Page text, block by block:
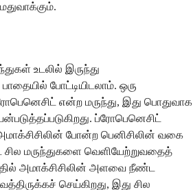
உடலில் இருந்து
போட்டியிடலாம். ஒரு
என்ற மருந்து, இது பொதுவாக
ப்ரோபெனெசிட்
போன்ற பெனிசிலின் வகை
சில மருந்துகளை வெளியேற்றுவதைத்
அமாக்சிசிலின் அளவை நீண்ட
செய்கிறது, இது சில